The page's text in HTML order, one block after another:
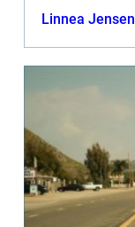
planlægger...
Linnea Jensen